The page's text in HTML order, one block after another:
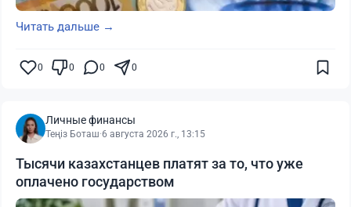
Читать дальше →
0 0 0 0
Личные финансы
Теңіз Боташ·6 августа 2026 г., 13:15
Тысячи казахстанцев платят за то, что уже
оплачено государством